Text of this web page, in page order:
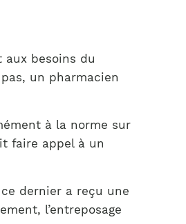
besoins du
un pharmacien
à la norme sur
faire appel à un
dernier a reçu une
l’entreposage